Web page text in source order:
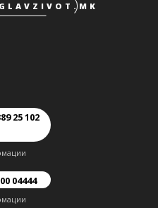
25 102
04444